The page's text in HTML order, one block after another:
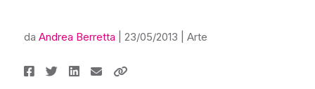
da Andrea Berretta 23/05/2013 Arte